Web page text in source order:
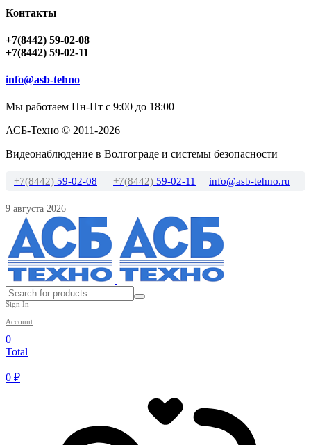
Контакты
+7(8442) 59-02-08
+7(8442) 59-02-11
info@asb-tehno
Мы работаем Пн-Пт с 9:00 до 18:00
АСБ-Техно © 2011-2026
Видеонаблюдение в Волгограде и системы безопасности
+7(8442) 59-02-08 +7(8442) 59-02-11 info@asb-tehno.ru
9 августа 2026
Sign In
Account
0
Total
0 ₽